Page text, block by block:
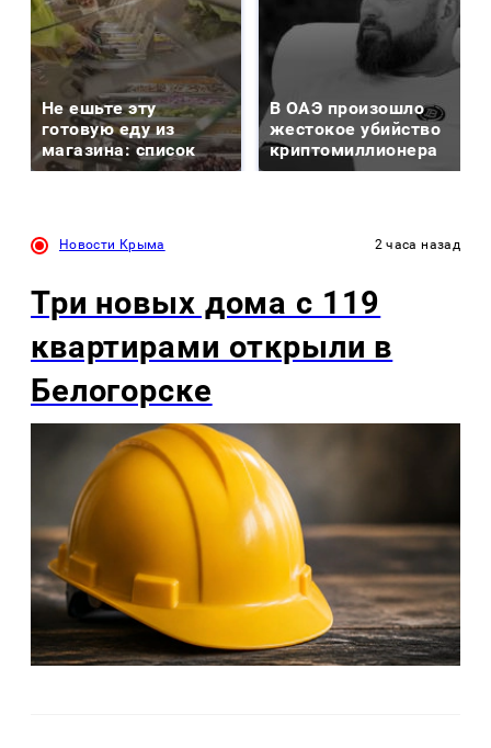
Не ешьте эту
готовую еду из
магазина: список
В ОАЭ произошло
жестокое убийство
криптомиллионера
Новости Крыма 2 часа назад
Три новых дома с 119
квартирами открыли в
Белогорске